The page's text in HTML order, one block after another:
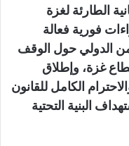
الطارئة لغزة
فورية فعالة
الدولي حول الوقف
غزة، وإطلاق
الكامل للقانون
البنية التحتية